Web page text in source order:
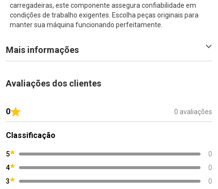
carregadeiras, este componente assegura confiabilidade em
condições de trabalho exigentes. Escolha peças originais para
manter sua máquina funcionando perfeitamente.
Mais informações
Avaliações dos clientes
0 0 avaliações
Classificação
5
0
4
0
3
0